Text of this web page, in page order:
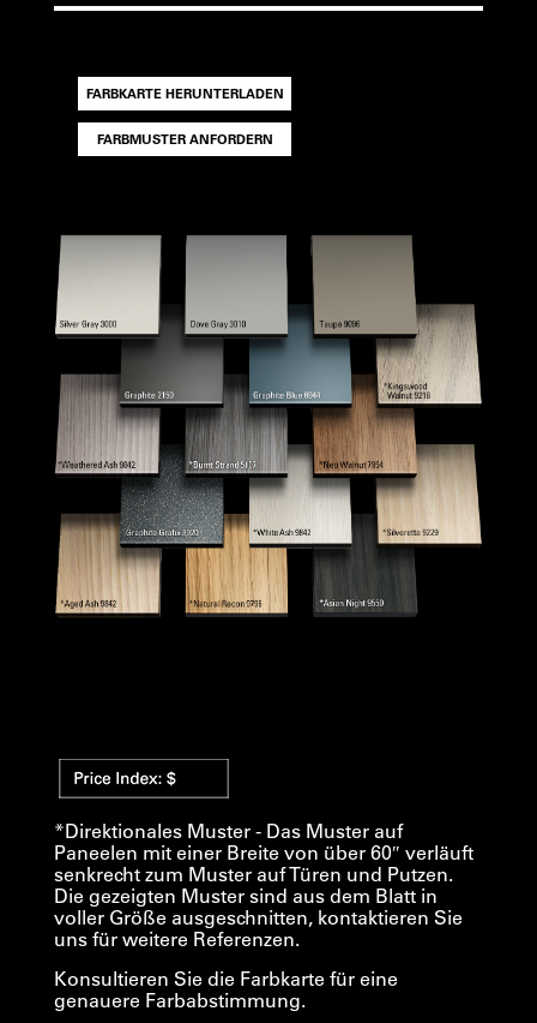
FARBKARTE HERUNTERLADEN
FARBMUSTER ANFORDERN
*Direktionales Muster - Das Muster auf
Paneelen mit einer Breite von über 60″ verläuft
senkrecht zum Muster auf Türen und Putzen.
Die gezeigten Muster sind aus dem Blatt in
voller Größe ausgeschnitten, kontaktieren Sie
uns für weitere Referenzen.
Konsultieren Sie die Farbkarte für eine
genauere Farbabstimmung.